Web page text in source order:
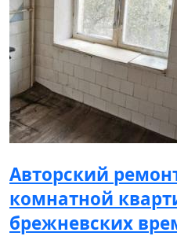
Авторский
комнатной
брежневских